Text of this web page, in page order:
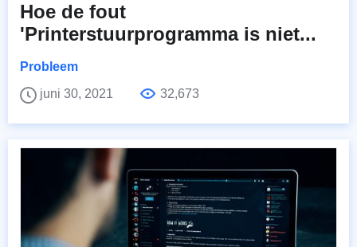
Hoe de fout
'Printerstuurprogramma is niet...
Probleem
juni 30, 2021
32,673